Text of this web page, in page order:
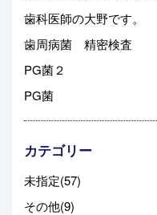
歯科医師の大野です。
歯周病菌 精密検査
PG菌２
PG菌
カテゴリー
未指定(57)
その他(9)